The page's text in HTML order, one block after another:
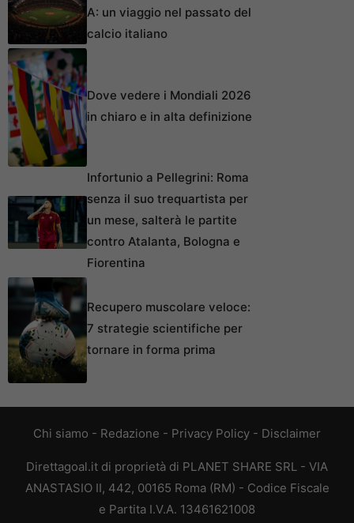
A: un viaggio nel passato del
calcio italiano
Dove vedere i Mondiali 2026
in chiaro e in alta definizione
Infortunio a Pellegrini: Roma
senza il suo trequartista per
un mese, salterà le partite
contro Atalanta, Bologna e
Fiorentina
Recupero muscolare veloce:
7 strategie scientifiche per
tornare in forma prima
Chi siamo - Redazione - Privacy Policy - Disclaimer
Direttagoal.it di proprietà di PLANET SHARE SRL - VIA
ANASTASIO II, 442, 00165 Roma (RM) - Codice Fiscale
e Partita I.V.A. 13461621008